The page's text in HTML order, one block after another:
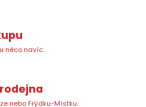
něco navíc.
nebo Frýdku-Místku.